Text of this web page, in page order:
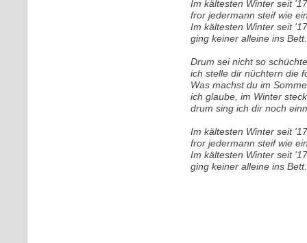
Im kältesten Winter seit
fror jedermann steif wie
Im kältesten Winter seit
ging keiner alleine ins Bett.
Drum sei nicht so
ich stelle dir nüchtern die
Was machst du im
ich glaube, im Winter
drum sing ich dir noch
Im kältesten Winter seit
fror jedermann steif wie
Im kältesten Winter seit
ging keiner alleine ins Bett.